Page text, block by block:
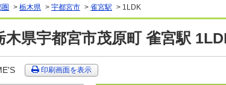
> 栃木県 > 宇都宮市 > 雀宮駅 > 1LDK
木県宇都宮市茂原町 雀宮駅
印刷画面を表示